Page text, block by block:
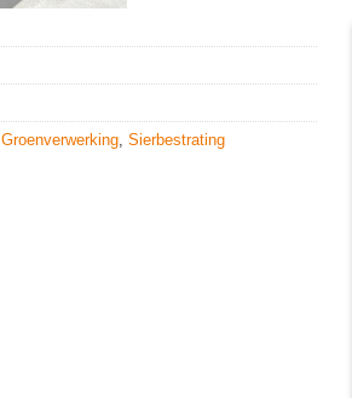
Groenverwerking, Sierbestrating